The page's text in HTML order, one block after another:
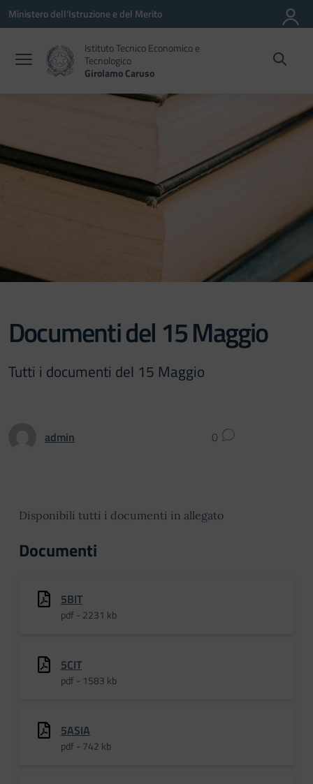
Vai ai contenuti
Vai al menu di navigazione
Vai al footer
Ministero dell'Istruzione e del Merito
Istituto Tecnico Economico e
Tecnologico
Girolamo Caruso
Documenti del 15 Maggio
Tutti i documenti del 15 Maggio
admin 0
Disponibili tutti i documenti in allegato
Documenti
5BIT
pdf - 2231 kb
5CIT
pdf - 1583 kb
5ASIA
pdf - 742 kb